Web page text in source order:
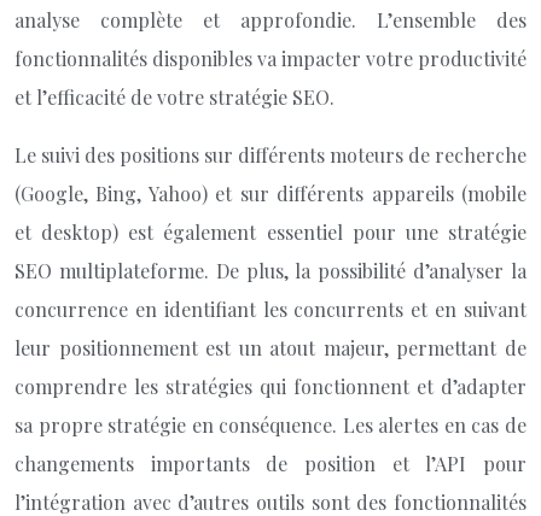
analyse complète et approfondie. L’ensemble des
fonctionnalités disponibles va impacter votre productivité
et l’efficacité de votre stratégie SEO.
Le suivi des positions sur différents moteurs de recherche
(Google, Bing, Yahoo) et sur différents appareils (mobile
et desktop) est également essentiel pour une stratégie
SEO multiplateforme. De plus, la possibilité d’analyser la
concurrence en identifiant les concurrents et en suivant
leur positionnement est un atout majeur, permettant de
comprendre les stratégies qui fonctionnent et d’adapter
sa propre stratégie en conséquence. Les alertes en cas de
changements importants de position et l’API pour
l’intégration avec d’autres outils sont des fonctionnalités